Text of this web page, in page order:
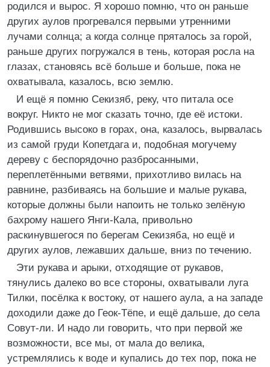
родился и вырос. Я хорошо помню, что он раньше
других аулов прогревался первыми утренними
лучами солнца; а когда солнце пряталось за горой,
раньше других погружался в тень, которая росла на
глазах, становясь всё больше и больше, пока не
охватывала, казалось, всю землю.
И ещё я помню Секизяб, реку, что питала осе
вокруг. Никто не мог сказать точно, где её истоки.
Родившись высоко в горах, она, казалось, вырвалась
из самой груди Копетдага и, подобная могучему
дереву с беспорядочно разбросанными,
переплетёнными ветвями, прихотливо вилась на
равнине, разбиваясь на большие и малые рукава,
которые должны были напоить не только зелёную
бахрому нашего Янги-Кала, привольно
раскинувшегося по берегам Секизяба, но ещё и
других аулов, лежавших дальше, вниз по течению.
Эти рукава и арыки, отходящие от рукавов,
тянулись далеко во все стороны, охватывали луга
Тилки, посёлка к востоку, от нашего аула, а на западе
доходили даже до Геок-Тёпе, и ещё дальше, до села
Совут-ли. И надо ли говорить, что при первой же
возможности, все мы, от мала до велика,
устремлялись к воде и купались до тех пор, пока не